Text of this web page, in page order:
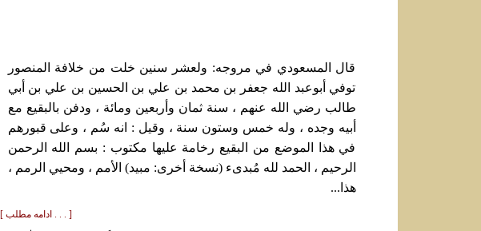
قال المسعودي في مروجه: ولعشر سنين خلت من خلافة المنصور
توفي أبوعبد الله جعفر بن محمد بن علي بن الحسين بن علي بن أبي
طالب رضي الله عنهم ، سنة ثمان وأربعين ومائة ، ودفن بالبقيع مع
أبيه وجده ، وله خمس وستون سنة ، وقيل : انه سُم ، وعلى قبورهم
في هذا الموضع من البقيع رخامة عليها مكتوب : بسم الله الرحمن
الرحيم ، الحمد لله مُبدیء (نسخة أخری: مبيد) الأمم ، ومحيي الرمم ،
هذا...
[ . . . ادامه مطلب ]